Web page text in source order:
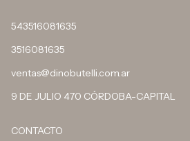
543516081635
3516081635
ventas@dinobutelli.com.ar
9 DE JULIO 470 CÓRDOBA-CAPITAL
CONTACTO